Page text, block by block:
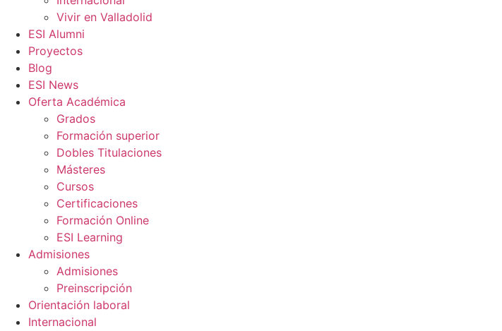
Vivir en Valladolid
ESI Alumni
Proyectos
Blog
ESI News
Oferta Académica
Grados
Formación superior
Dobles Titulaciones
Másteres
Cursos
Certificaciones
Formación Online
ESI Learning
Admisiones
Admisiones
Preinscripción
Orientación laboral
Internacional